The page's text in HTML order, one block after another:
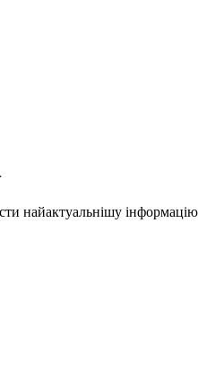
найактуальнішу